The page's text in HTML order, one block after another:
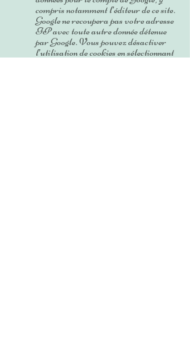
compris notamment l’éditeur de ce site.
Google ne recoupera pas votre adresse
IP avec toute autre donnée détenue
par Google. Vous pouvez désactiver
l’utilisation de cookies en sélectionnant